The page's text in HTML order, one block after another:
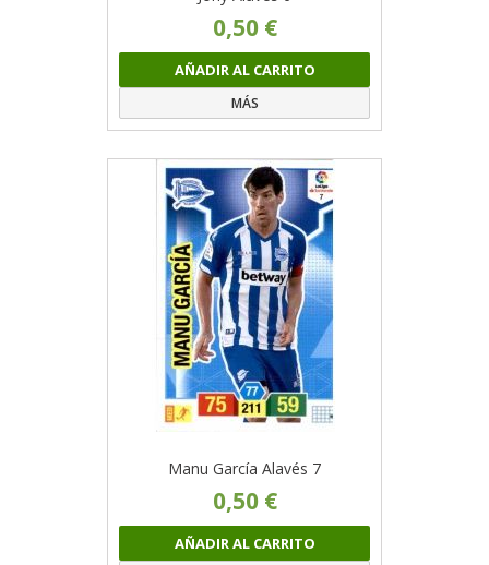
0,50 €
AÑADIR AL CARRITO
MÁS
Manu García Alavés 7
0,50 €
AÑADIR AL CARRITO